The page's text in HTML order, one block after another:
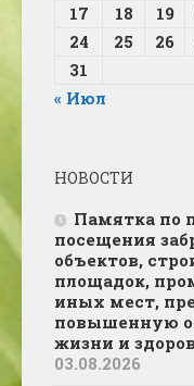
17
18 19
24
25 26
31
« Июл
НОВОСТИ
Памятка по
посещения
объектов,
площадок,
иных мест,
повышенную
жизни и
03.08.2026